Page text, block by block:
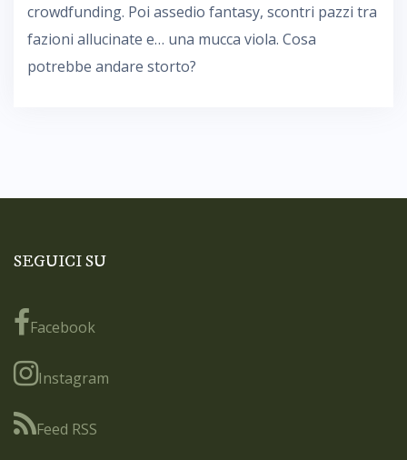
crowdfunding. Poi assedio fantasy, scontri pazzi tra
fazioni allucinate e… una mucca viola. Cosa
potrebbe andare storto?
SEGUICI SU
Facebook
Instagram
Feed RSS